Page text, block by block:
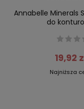
Annabelle Minerals
do
19,92
Najniższa